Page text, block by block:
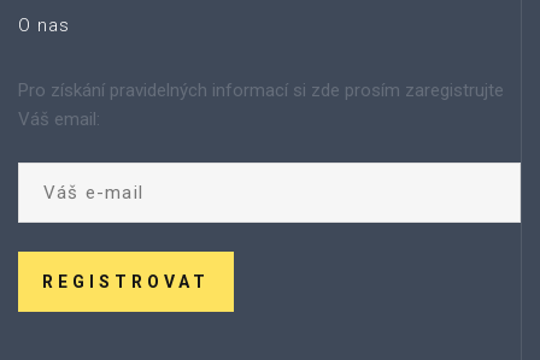
O nas
Pro získání pravidelných informací si zde prosím zaregistrujte
Váš email:
REGISTROVAT